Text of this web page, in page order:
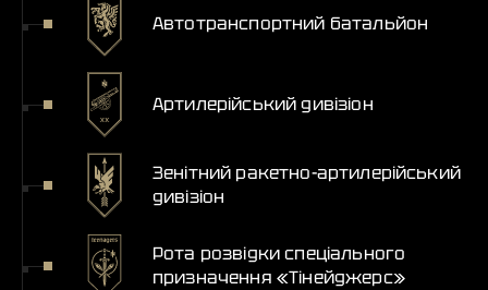
Автотранспортний батальйон
Артилерійський дивізіон
Зенітний ракетно-артилерійський
дивізіон
Рота розвідки спеціального
призначення «Тінейджерс»